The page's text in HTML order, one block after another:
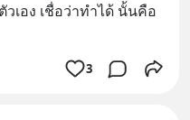
เอง เชื่อว่าทำได้ นั้นคือ
3